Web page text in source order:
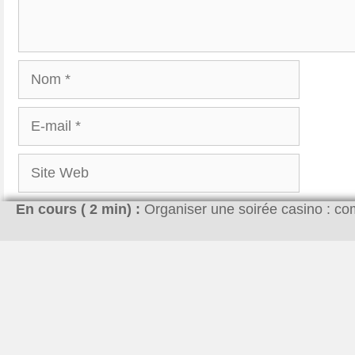
Nom
mail
Site
Web
Enregistrer mon nom, mon e-mail et mon site
En cours ( 2 min) : Organiser une soirée casino :